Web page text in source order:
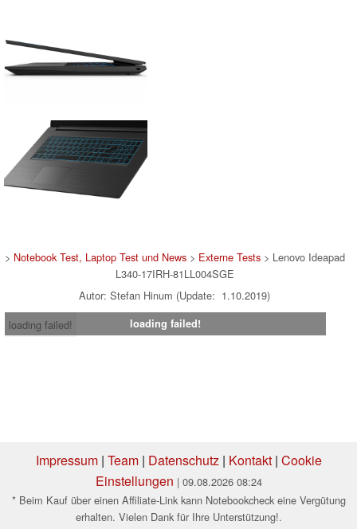
> Notebook Test, Laptop Test und News> Externe Tests> Lenovo Ideapad
L340-17IRH-81LL004SGE
Autor: Stefan Hinum (Update: 1.10.2019)
loading failed!
loading failed!
Impressum| Team| Datenschutz | Kontakt| Cookie
Einstellungen | 09.08.2026 08:24
* Beim Kauf über einen Affiliate-Link kann Notebookcheck eine Vergütung
erhalten. Vielen Dank für Ihre Unterstützung!.